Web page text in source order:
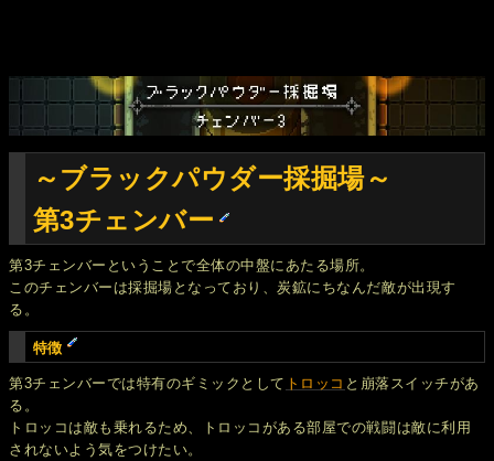
～ブラックパウダー採掘場～
第3チェンバー
第3チェンバーということで全体の中盤にあたる場所。
このチェンバーは採掘場となっており、炭鉱にちなんだ敵が出現す
る。
特徴
第3チェンバーでは特有のギミックとして トロッコ と崩落スイッチがあ
る。
トロッコは敵も乗れるため、トロッコがある部屋での戦闘は敵に利用
されないよう気をつけたい。